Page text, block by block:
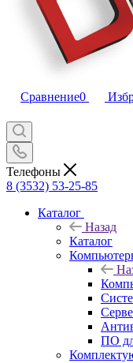
Сравнение0
Телефоны
8 (3532) 53-25-85
Каталог
Назад
Каталог
ПО